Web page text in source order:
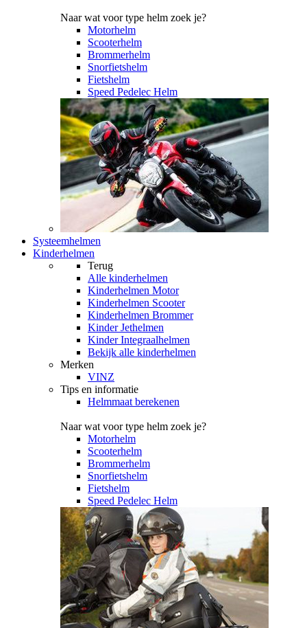
Naar wat voor type helm zoek je?
Motorhelm
Scooterhelm
Brommerhelm
Snorfietshelm
Fietshelm
Speed Pedelec Helm
Systeemhelmen
Kinderhelmen
Terug
Alle kinderhelmen
Kinderhelmen Motor
Kinderhelmen Scooter
Kinderhelmen Brommer
Kinder Jethelmen
Kinder Integraalhelmen
Bekijk alle kinderhelmen
Merken
VINZ
Tips en informatie
Helmmaat berekenen
Naar wat voor type helm zoek je?
Motorhelm
Scooterhelm
Brommerhelm
Snorfietshelm
Fietshelm
Speed Pedelec Helm